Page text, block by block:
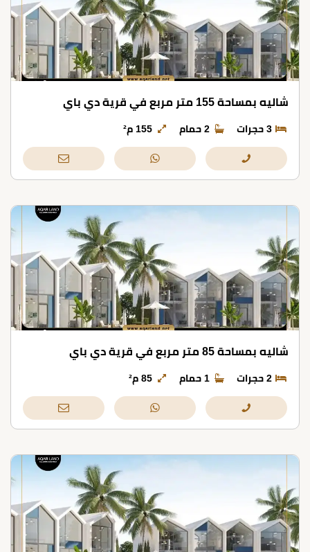
شاليه بمساحة 155 متر مربع في قرية دي باي
3 حجرات 2 حمام 155 م²
شاليه بمساحة 85 متر مربع في قرية دي باي
2 حجرات 1 حمام 85 م²